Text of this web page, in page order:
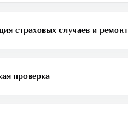
страховых случаев и
проверка